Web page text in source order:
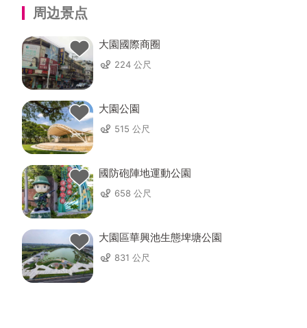
周边景点
大園國際商圈
224 公尺
大園公園
515 公尺
國防砲陣地運動公園
658 公尺
大園區華興池生態埤塘公園
831 公尺